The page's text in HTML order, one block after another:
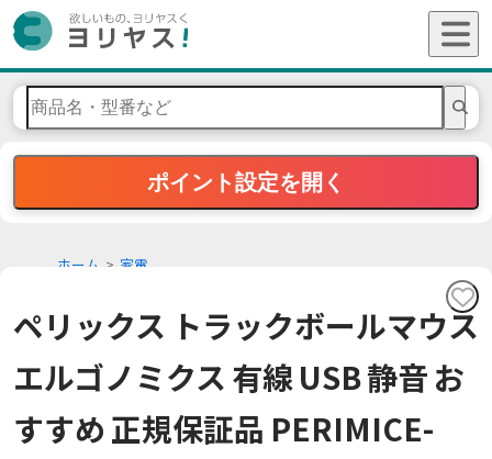
ポイント設定を開く
ホーム 家電
ペリックス トラックボールマウス
エルゴノミクス 有線 USB 静音 お
すすめ 正規保証品 PERIMICE-